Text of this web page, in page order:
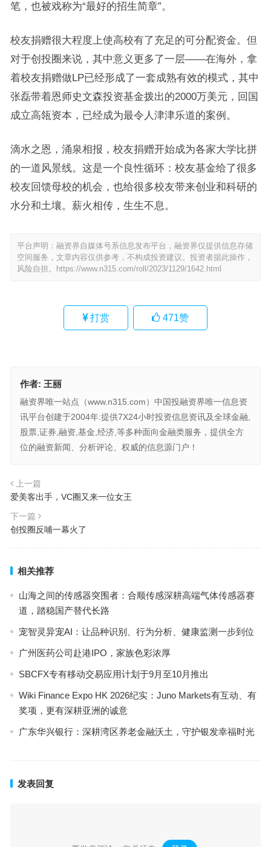
笔，也被戏称为“最好的招生简章”。
校友捐赠很大程度上使高校有了充足的可分配资金。但
对于创投圈来说，其中意义更多了一层——在海外，拿
着校友捐赠做LP已经形成了一套成熟有效的模式，其中
张磊带着恩师史文森投资基金拨出的2000万美元，回国
成立高瓴资本，已经成为最令人津津乐道的案例。
滴水之恩，涌泉相报，校友捐赠开始成为各家大学比拼
的一道风景线。这是一个良性循环：校友基金给了很多
校友回馈母校的机会，也给很多校友带来创业和科研的
水分和土壤。薪火相传，生生不息。
平台声明：融资界自媒体号系信息发布平台，融资界仅提供信息存储
空间服务，文章内容仅供参考，不构成投资建议。投资者据此操作，
风险自担。
https://www.n315.com/roll/2023/1129/1642.html
打赏 471赞
作者: 王丽
融资界唯一站点（www.n315.com）中国投融资界唯一信息资
讯平台创建于2004年:提供7X24小时投资信息资讯及全球金融,
股票,证券,融资,基金,经济,等多种面向金融类服务，提供全方
位的融资新闻、分析评论、权威的信息源门户！
上一篇
爱美客出手，VC圈又来一位女王
下一篇
创投圈反哺一幕火了
相关推荐
山海之间的传感器突围者：合顺传感深耕高端气体传感器赛
道，踏稳国产替代长路
宠智灵异宠AI：让品种识别、行为分析、健康监测一步到位
广州医药公司赴港IPO，家族色彩浓厚
SBCFX专有移动交易应用计划于9月至10月推出
Wiki Finance Expo HK 2026纪实：Juno Markets有互动、有
奖项，更有深耕亚洲的诚意
广东华兴银行：深耕湾区养老金融沃土，守护银发幸福时光
发表回复